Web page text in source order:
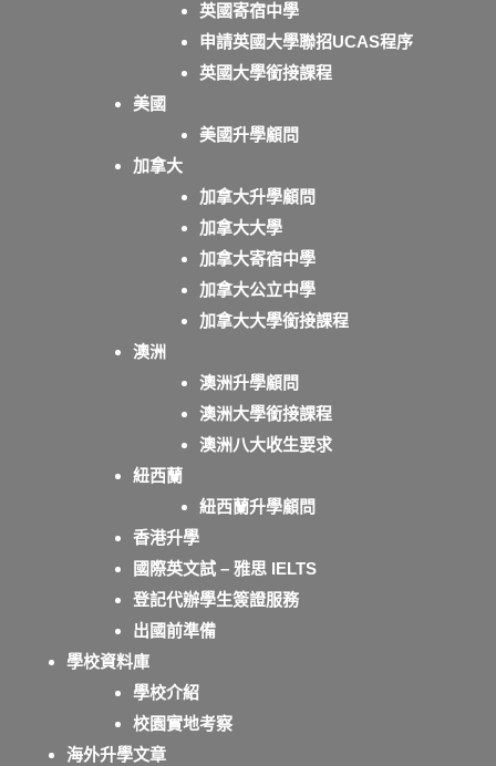
英國寄宿中學
申請英國大學聯招UCAS程序
英國大學銜接課程
美國
美國升學顧問
加拿大
加拿大升學顧問
加拿大大學
加拿大寄宿中學
加拿大公立中學
加拿大大學銜接課程
澳洲
澳洲升學顧問
澳洲大學銜接課程
澳洲八大收生要求
紐西蘭
紐西蘭升學顧問
香港升學
國際英文試 – 雅思 IELTS
登記代辦學生簽證服務
出國前準備
學校資料庫
學校介紹
校園實地考察
海外升學文章